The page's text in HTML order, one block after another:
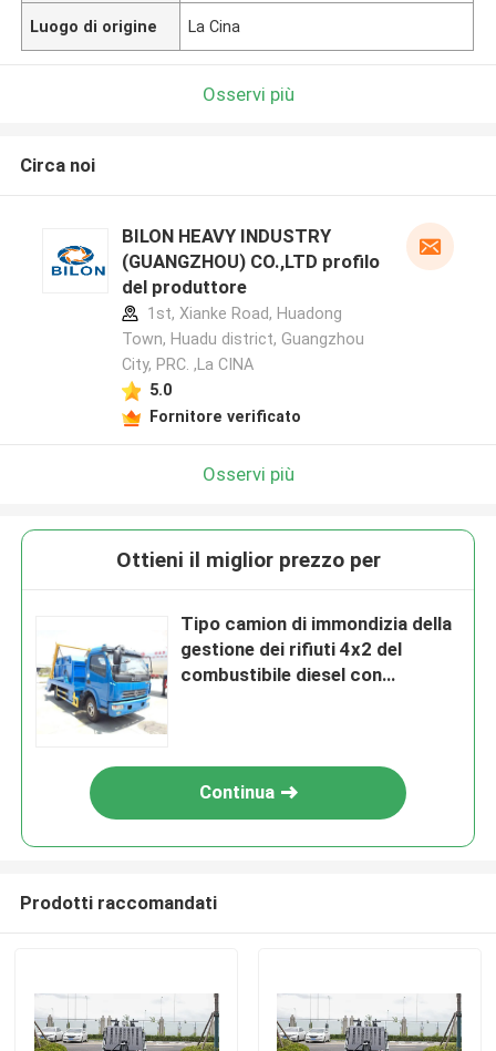
Luogo di origine La Cina
Osservi più
Circa noi
BILON HEAVY INDUSTRY
(GUANGZHOU) CO.,LTD profilo
del produttore
1st, Xianke Road, Huadong
Town, Huadu district, Guangzhou
City, PRC. ,La CINA
5.0
Fornitore verificato
Osservi più
Ottieni il miglior prezzo per
Tipo camion di immondizia della
gestione dei rifiuti 4x2 del
combustibile diesel con
Continua
Prodotti raccomandati